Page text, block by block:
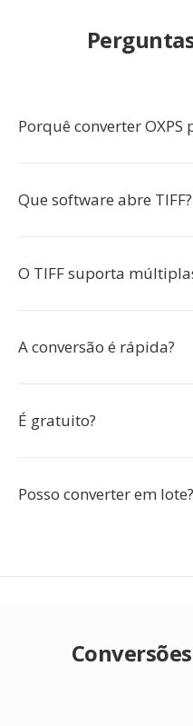
Porquê converter OXPS
Que software abre TIFF?
O TIFF suporta
A conversão é rápida?
É gratuito?
Posso converter em lote?